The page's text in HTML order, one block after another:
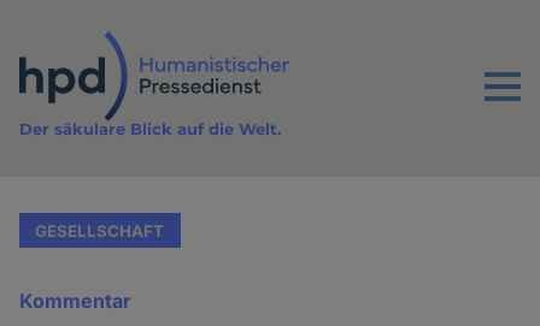
Inhalt
Menu
Der säkulare Blick auf die Welt.
GESELLSCHAFT
Kommentar